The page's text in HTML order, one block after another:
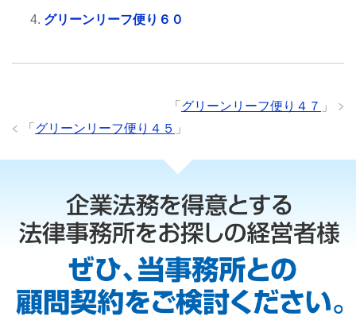
グリーンリーフ便り６０
「 グリーンリーフ便り４７ 」
「 グリーンリーフ便り４５ 」